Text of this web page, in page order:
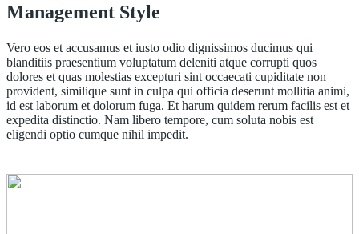
Management Style
Vero eos et accusamus et iusto odio dignissimos ducimus qui
blanditiis praesentium voluptatum deleniti atque corrupti quos
dolores et quas molestias excepturi sint occaecati cupiditate non
provident, similique sunt in culpa qui officia deserunt mollitia animi,
id est laborum et dolorum fuga. Et harum quidem rerum facilis est et
expedita distinctio. Nam libero tempore, cum soluta nobis est
eligendi optio cumque nihil impedit.